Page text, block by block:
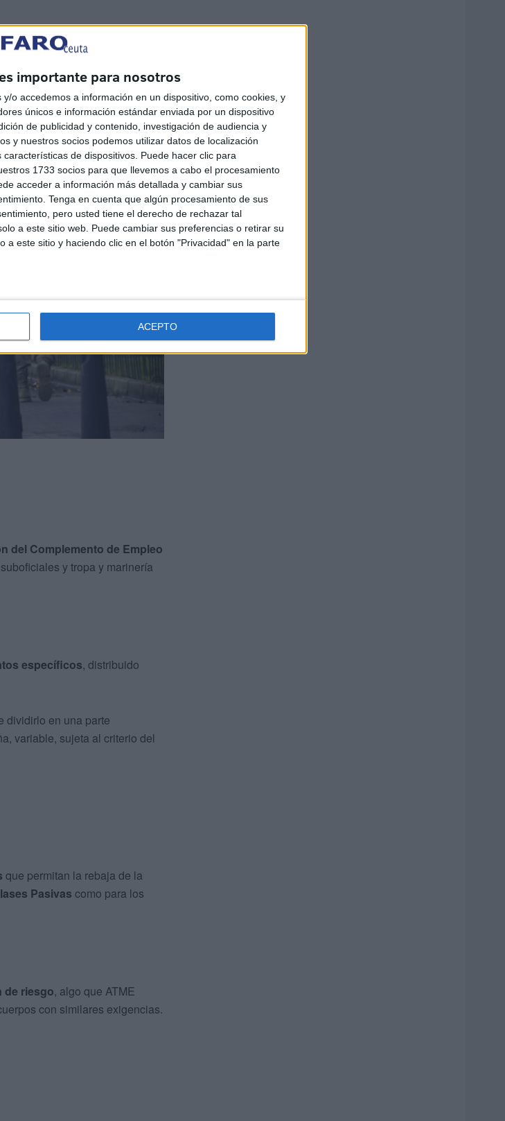
importante para nosotros
y/o accedemos a información en un dispositivo, como cookies, y
únicos e información estándar enviada por un dispositivo
de publicidad y contenido, investigación de audiencia y
y nuestros socios podemos utilizar datos de localización
de dispositivos. Puede hacer clic para
1733 socios para que llevemos a cabo el procesamiento
acceder a información más detallada y cambiar sus
Tenga en cuenta que algún procesamiento de sus
pero usted tiene el derecho de rechazar tal
a este sitio web. Puede cambiar sus preferencias o retirar su
a este sitio y haciendo clic en el botón "Privacidad" en la parte
ACEPTO
y singularidades de
en situación de reserva y
del Complemento de Empleo
y tropa y marinería
específicos, distribuido
dividirlo en una parte
variable, sujeta al criterio del
que permitan la rebaja de la
Pasivas como para los
de riesgo, algo que ATME
con similares exigencias.